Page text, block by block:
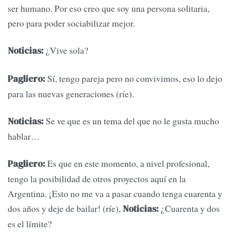
ser humano. Por eso creo que soy una persona solitaria,
pero para poder sociabilizar mejor.
Noticias: ¿Vive sola?
Pagliero:Sí, tengo pareja pero no convivimos, eso lo dejo
para las nuevas generaciones (ríe).
Noticias:Se ve que es un tema del que no le gusta mucho
hablar…
Pagliero:Es que en este momento, a nivel profesional,
tengo la posibilidad de otros proyectos aquí en la
Argentina. ¡Esto no me va a pasar cuando tenga cuarenta y
dos años y deje de bailar! (ríe),Noticias: ¿Cuarenta y dos
es el límite?